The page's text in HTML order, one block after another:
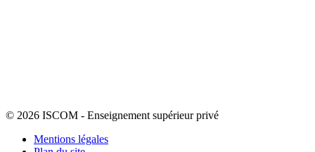
© 2026 ISCOM - Enseignement supérieur privé
Mentions légales